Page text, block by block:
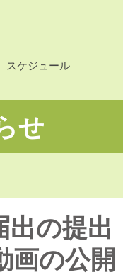
スケジュール
せ
出の提出
画の公開